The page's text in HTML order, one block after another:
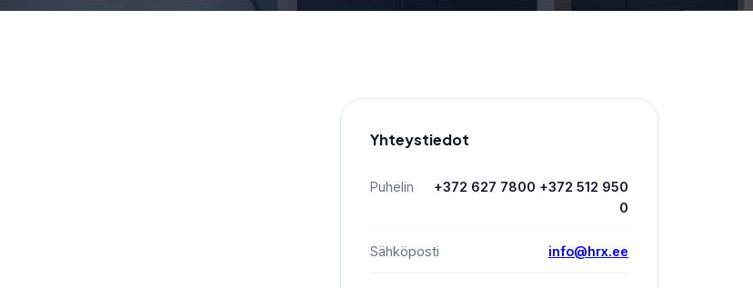
Yhteystiedot
Puhelin
+372 627 7800 +372 512 950
0
Sähköposti info@hrx.ee